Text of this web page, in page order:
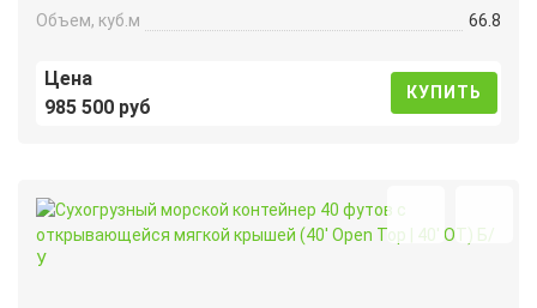
Объем, куб.м
66.8
Цена
985 500 руб
КУПИТЬ